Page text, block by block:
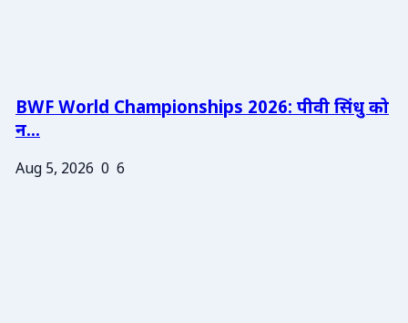
BWF World Championships 2026: पीवी सिंधु को
न...
Aug 5, 2026 0 6